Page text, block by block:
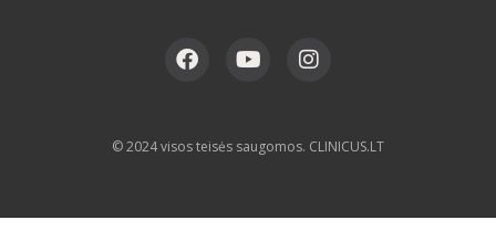
© 2024 visos teisės saugomos. CLINICUS.LT